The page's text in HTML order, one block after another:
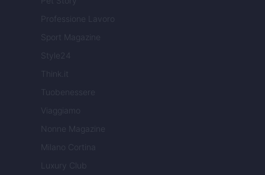
Professione Lavoro
Sport Magazine
Style24
Think.it
Tuobenessere
Viaggiamo
Nonne Magazine
Milano Cortina
Luxury Club